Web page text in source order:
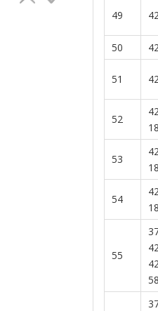
49
50
51
52
53
54
55